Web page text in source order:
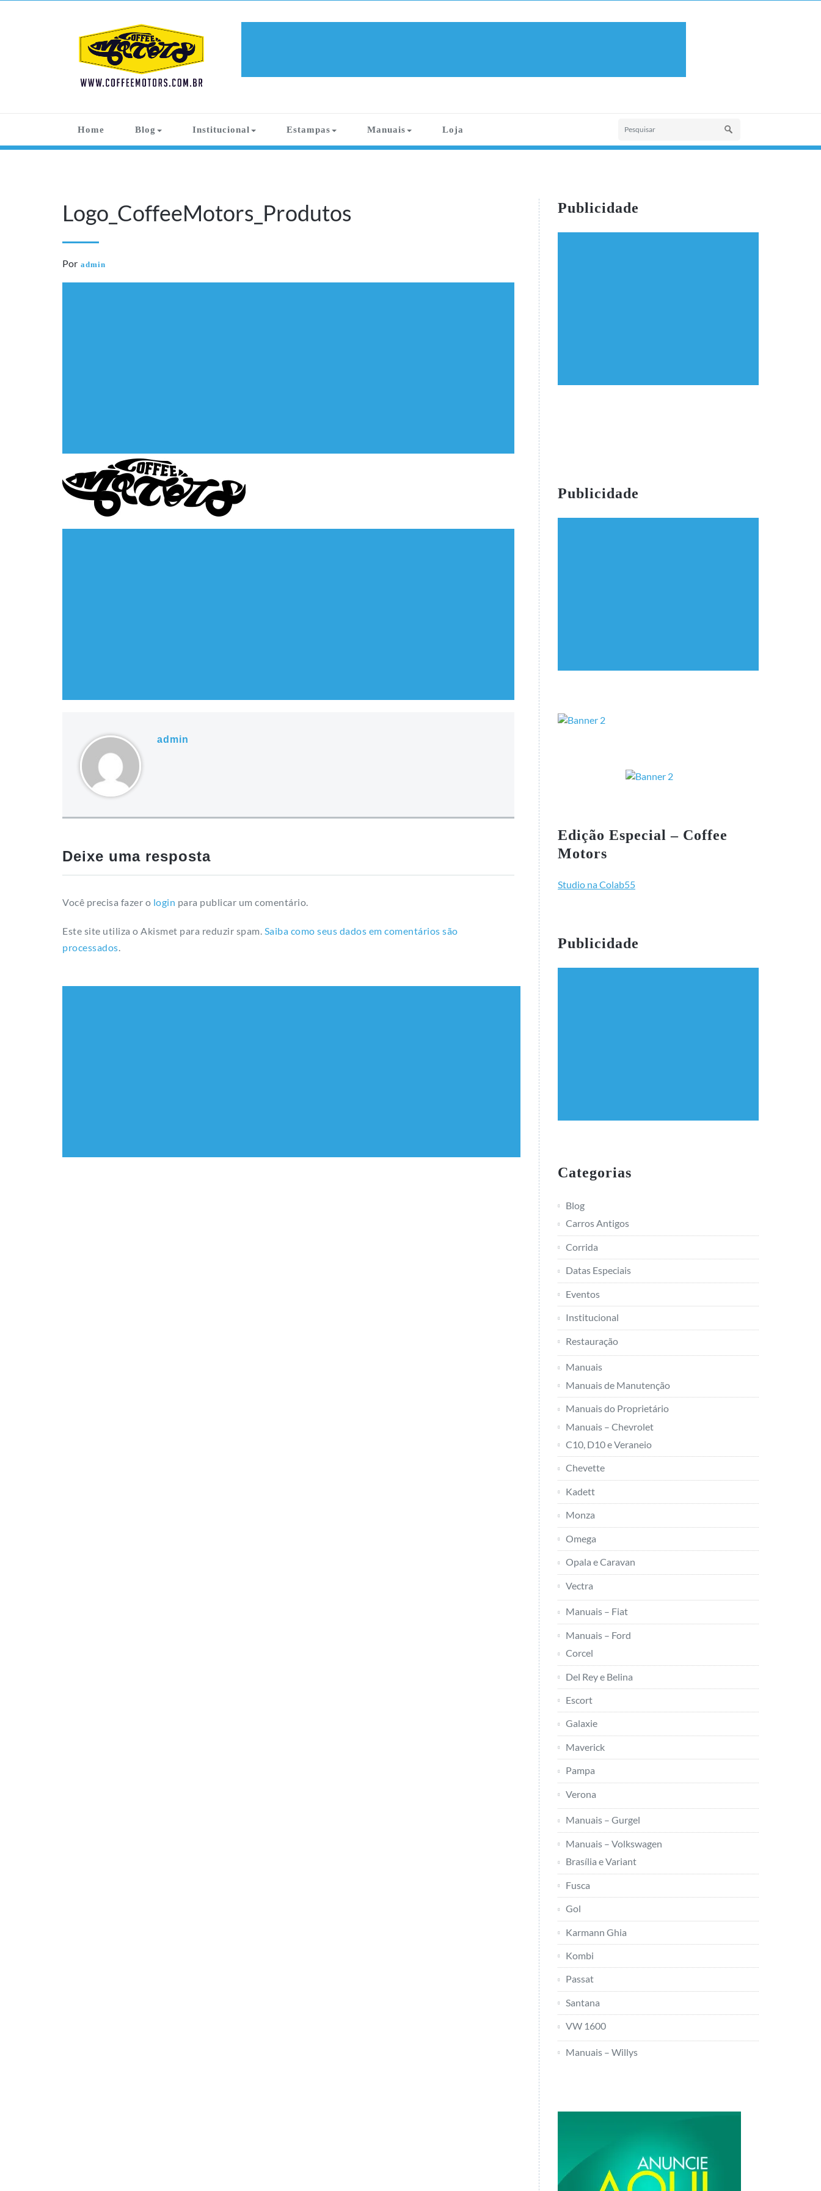
MOTORS
Home Blog Institucional Estampas Manuais Loja
Logo_CoffeeMotors_Produtos
Por admin
admin
Deixe uma resposta
Você precisa fazer o login para publicar um comentário.
Este site utiliza o Akismet para reduzir spam. Saiba como seus dados em comentários são
processados.
Publicidade
Publicidade
Edição Especial – Coffee
Motors
Studio na Colab55
Publicidade
Categorias
Blog
Carros Antigos
Corrida
Datas Especiais
Eventos
Institucional
Restauração
Manuais
Manuais de Manutenção
Manuais do Proprietário
Manuais – Chevrolet
C10, D10 e Veraneio
Chevette
Kadett
Monza
Omega
Opala e Caravan
Vectra
Manuais – Fiat
Manuais – Ford
Corcel
Del Rey e Belina
Escort
Galaxie
Maverick
Pampa
Verona
Manuais – Gurgel
Manuais – Volkswagen
Brasília e Variant
Fusca
Gol
Karmann Ghia
Kombi
Passat
Santana
VW 1600
Manuais – Willys